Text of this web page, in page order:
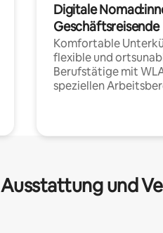
Digitale
Geschäftsreisende
Komfortable
flexible und
Berufstätige mit
speziellen
Ausstattung und